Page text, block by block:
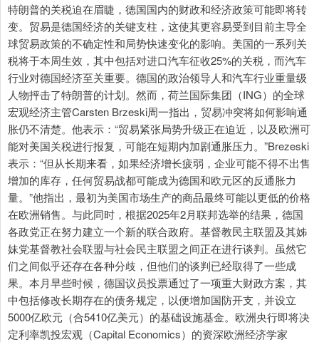
特朗普的关税迫在眉睫，德国国内的财政和经济政策可能即将转
变。贸易是德国经济的关键支柱，这使其更容易受到目前主导全
球贸易政策的不确定性和局势快速变化的影响。美国的一系列关
税将于本周生效，其中包括对进口汽车征收25%的关税，而汽车
行业对德国经济至关重要。德国的政治领导人和汽车行业重量级
人物抨击了特朗普的计划。然而，荷兰国际集团（ING）的全球
宏观经济主管Carsten Brzeski周一指出，贸易冲突将如何影响通
胀仍不清楚。他表示：“贸易紧张局势升级正在迫近，以及欧洲可
能对美国关税进行报复，可能在短期内加剧通胀压力。”Brezeski
表示：“但从长期来看，如果经济增长疲弱，企业可能不得不出售
增加的库存，任何贸易战都可能成为德国和欧元区的反通胀力
量。”他指出，最初为美国市场生产的商品最终可能以更低的价格
在欧洲销售。与此同时，根据2025年2月联邦选举的结果，德国
各政党正在努力建立一个新的联合政府。基督教民主联盟及其姊
妹党基督教社会联盟与社会民主联盟之间正在进行谈判。虽然它
们之间似乎还存在各种分歧，但他们的谈判已经取得了一些成
果。本月早些时候，德国议员投票通过了一项重大财政方案，其
中包括修改长期存在的债务规定，以便增加国防开支，并设立
5000亿欧元（合5410亿美元）的基础设施基金。欧洲央行即将决
定利率凯投宏观（Capital Economics）的资深欧洲经济学家